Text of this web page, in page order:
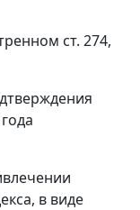
ст. 274,
в виде